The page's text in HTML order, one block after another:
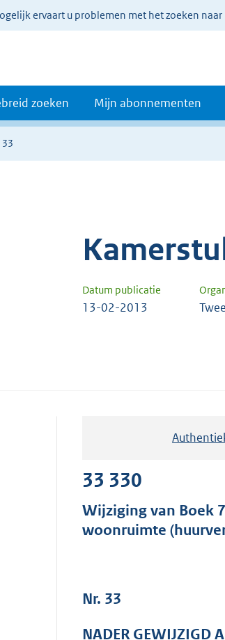
ervaart u problemen met het zoeken
zoeken Mijn abonnementen
Datum publicatie
13-02-2013
33 330
Wijziging van Boek
woonruimte
Nr. 33
NADER GEWIJZIGD